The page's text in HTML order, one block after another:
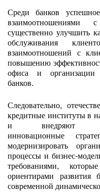
Среди банков
существенно улучшить
обслуживания
взаимоотношений с
повышению
офиса и организации
банков.
Следовательно,
кредитные институты в
и внедряют
инновационные
модернизировать
процессы и бизнес-
требованиями,
ориентирами развития
современной